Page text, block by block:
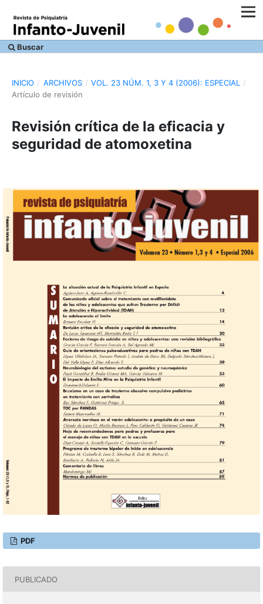
Buscar
INICIO / ARCHIVOS / VOL. 23 NÚM. 1, 3 Y 4 (2006): ESPECIAL
/
Artículo de revisión
Revisión crítica de la eficacia y
seguridad de atomoxetina
PDF
PUBLICADO